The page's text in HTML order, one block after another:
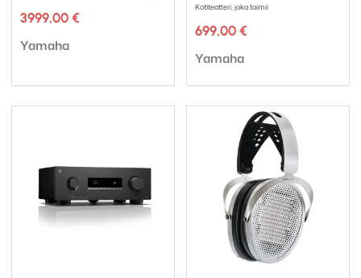
3999,00 €
Tuotemerkki:
Yamaha
Kotiteatteri, joka toimii
699,00 €
Tuotemerkki:
Yamaha